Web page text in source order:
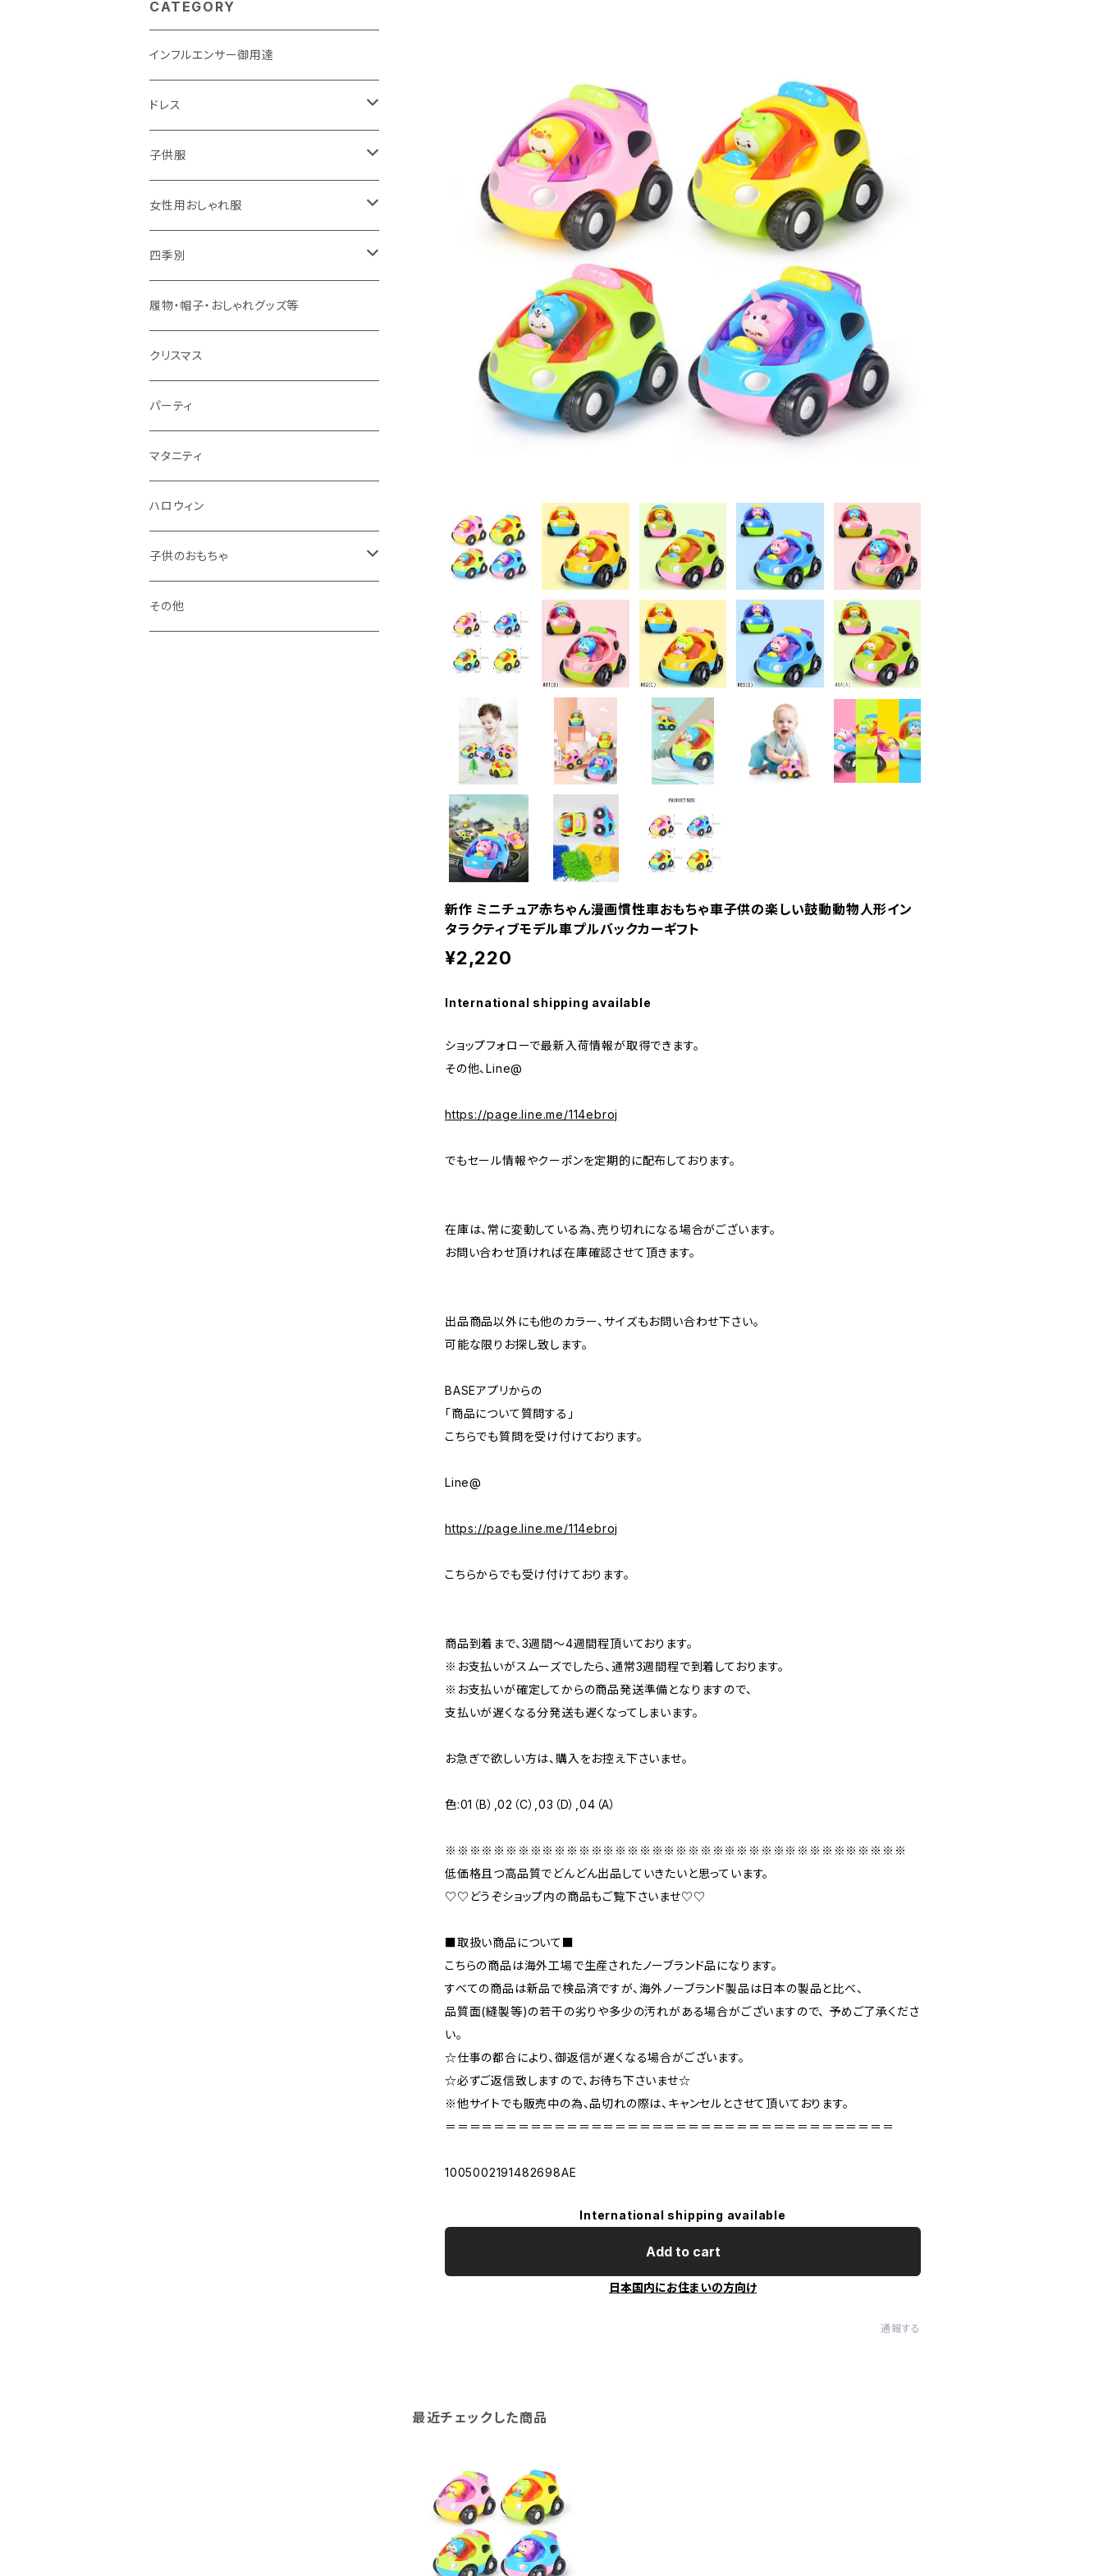
新作 ミニチュア赤ちゃん漫画慣性車おもちゃ車子供の楽しい鼓動動物人形イン
タラクティブモデル車プルバックカーギフト
¥2,220
International shipping available
ショップフォローで最新入荷情報が取得できます。
その他、Line@
https://page.line.me/114ebroj
でもセール情報やクーポンを定期的に配布しております。
在庫は、常に変動している為、売り切れになる場合がございます。
お問い合わせ頂ければ在庫確認させて頂きます。
出品商品以外にも他のカラー、サイズもお問い合わせ下さい。
可能な限りお探し致します。
BASEアプリからの
「商品について質問する」
こちらでも質問を受け付けております。
Line@
https://page.line.me/114ebroj
こちらからでも受け付けております。
商品到着まで、3週間～4週間程頂いております。
※お支払いがスムーズでしたら、通常3週間程で到着しております。
※お支払いが確定してからの商品発送準備となりますので、
支払いが遅くなる分発送も遅くなってしまいます。
お急ぎで欲しい方は、購入をお控え下さいませ。
色:01（B）,02（C）,03（D）,04（A）
※※※※※※※※※※※※※※※※※※※※※※※※※※※※※※※※※※※※※※
低価格且つ高品質でどんどん出品していきたいと思っています。
♡♡どうぞショップ内の商品もご覧下さいませ♡♡
■取扱い商品について■
こちらの商品は海外工場で生産されたノーブランド品になります。
すべての商品は新品で検品済ですが、海外ノーブランド製品は日本の製品と比べ、
品質面(縫製等)の若干の劣りや多少の汚れがある場合がございますので、 予めご了承くださ
い。
☆仕事の都合により、御返信が遅くなる場合がございます。
☆必ずご返信致しますので、お待ち下さいませ☆
※他サイトでも販売中の為、品切れの際は、キャンセルとさせて頂いております。
＝＝＝＝＝＝＝＝＝＝＝＝＝＝＝＝＝＝＝＝＝＝＝＝＝＝＝＝＝＝＝＝＝＝＝＝＝
1005002191482698AE
International shipping available
Add to cart
日本国内にお住まいの方向け
通報する
最近チェックした商品
CATEGORY
インフルエンサー御用達
ドレス
子供用
大人用
子供服
男の子用
春夏用
秋冬用
女の子用
春夏用
秋冬用
女性用おしゃれ服
ドレス
春夏用
秋冬用
四季別
春
夏
秋
冬
履物・帽子・おしゃれグッズ等
クリスマス
パーティ
マタニティ
ハロウィン
子供のおもちゃ
ブロック系
その他